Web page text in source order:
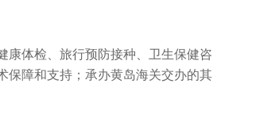
康体检、旅行预防接种、卫生保健咨
保障和支持；承办黄岛海关交办的其